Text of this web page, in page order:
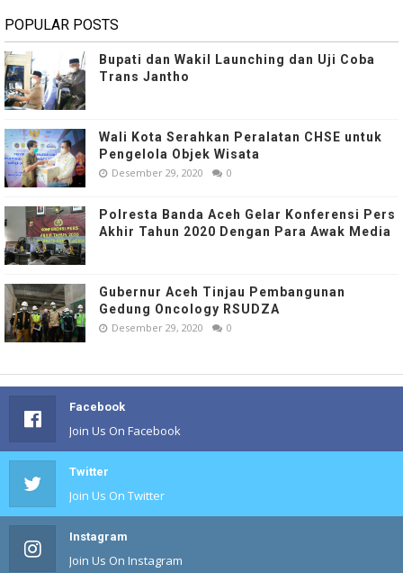
POPULAR POSTS
Bupati dan Wakil Launching dan Uji Coba
Trans Jantho
Wali Kota Serahkan Peralatan CHSE untuk
Pengelola Objek Wisata
Desember 29, 2020 0
Polresta Banda Aceh Gelar Konferensi Pers
Akhir Tahun 2020 Dengan Para Awak Media
Gubernur Aceh Tinjau Pembangunan
Gedung Oncology RSUDZA
Desember 29, 2020 0
Facebook
Join Us On Facebook
Twitter
Join Us On Twitter
Instagram
Join Us On Instagram